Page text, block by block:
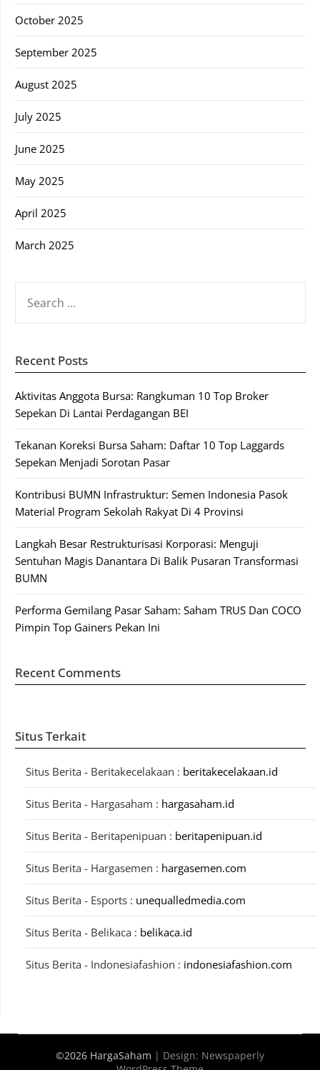
October 2025
September 2025
August 2025
July 2025
June 2025
May 2025
April 2025
March 2025
FOR:
Recent Posts
Aktivitas Anggota Bursa: Rangkuman 10 Top Broker
Sepekan Di Lantai Perdagangan BEI
Tekanan Koreksi Bursa Saham: Daftar 10 Top Laggards
Sepekan Menjadi Sorotan Pasar
Kontribusi BUMN Infrastruktur: Semen Indonesia Pasok
Material Program Sekolah Rakyat Di 4 Provinsi
Langkah Besar Restrukturisasi Korporasi: Menguji
Sentuhan Magis Danantara Di Balik Pusaran Transformasi
BUMN
Performa Gemilang Pasar Saham: Saham TRUS Dan COCO
Pimpin Top Gainers Pekan Ini
Recent Comments
Situs Terkait
Situs Berita - Beritakecelakaan : beritakecelakaan.id
Situs Berita - Hargasaham : hargasaham.id
Situs Berita - Beritapenipuan : beritapenipuan.id
Situs Berita - Hargasemen : hargasemen.com
Situs Berita - Esports : unequalledmedia.com
Situs Berita - Belikaca : belikaca.id
Situs Berita - Indonesiafashion : indonesiafashion.com
©2026 HargaSaham | Design: Newspaperly